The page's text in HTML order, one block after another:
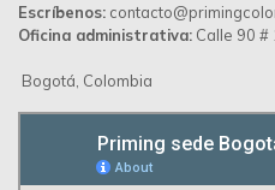
Escríbenos:
Oficina administrativa: Calle 90 #
Bogotá, Colombia